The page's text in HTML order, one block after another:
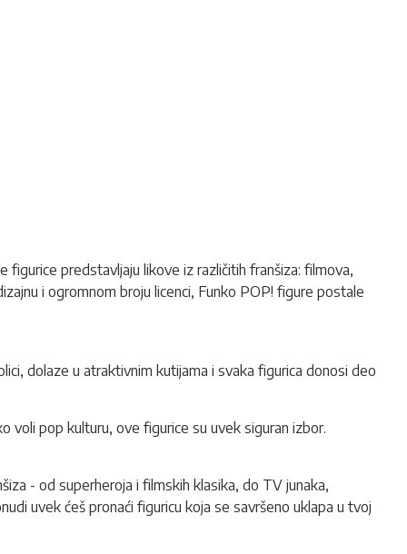
figurice predstavljaju likove iz različitih franšiza: filmova,
i ogromnom broju licenci, Funko POP! figure postale
dolaze u atraktivnim kutijama i svaka figurica donosi deo
voli pop kulturu, ove figurice su uvek siguran izbor.
- od superheroja i filmskih klasika, do TV junaka,
uvek ćeš pronaći figuricu koja se savršeno uklapa u tvoj